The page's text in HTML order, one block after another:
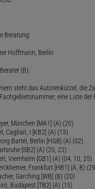
Beratung:
Hoffmann, Berlin
(B):
steht das Autorenkürzel, die
eine Liste der
München [MA1] (A) (20)
Cagliari, I [KB2] (A) (13)
Bartel, Berlin [HGB] (A) (02)
[SB2] (A) (20, 22)
Viernheim [GB1] (A) (04, 10, 25)
Frankfurt [HB1] (A, B)
Garching [WB] (B) (20)
Budapest [TB2] (A) (15)